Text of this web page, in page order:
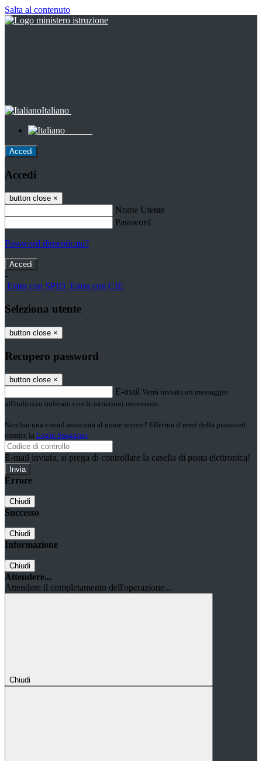
Salta al contenuto
Italiano
Accedi
Accedi
button close ×
Nome Utente
Password
Password dimenticata?
-
Entra con SPID Entra con CIE
Seleziona utente
button close ×
Recupero password
button close ×
E-mail Verrà inviato un messaggio
all'indirizzo indicato con le istruzioni necessarie.
Non hai una e-mail associata al nome utente? Effettua il reset della password
tramite la Login Spaggiari
E-mail inviata, si prega di controllare la casella di posta elettronica!
Errore
Chiudi
Successo
Chiudi
Informazione
Chiudi
Attendere...
Attendere il completamento dell'operazione...
Chiudi